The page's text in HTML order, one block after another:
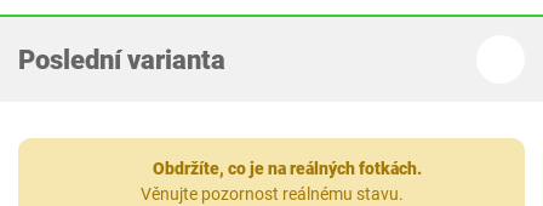
Poslední varianta
Obdržíte, co je na reálných fotkách.
Věnujte pozornost reálnému stavu.